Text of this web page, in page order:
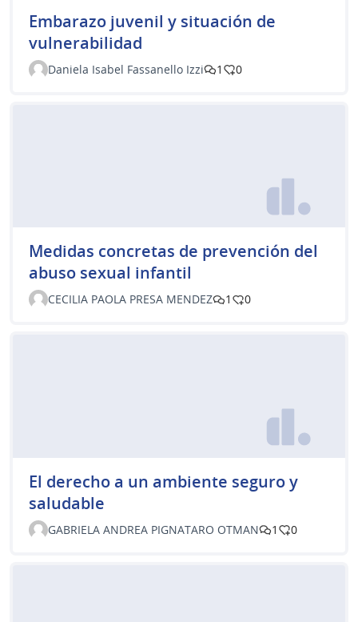
Embarazo juvenil y situación de
vulnerabilidad
Daniela Isabel Fassanello Izzi 1 0
Medidas concretas de prevención del
abuso sexual infantil
CECILIA PAOLA PRESA MENDEZ 1 0
El derecho a un ambiente seguro y
saludable
GABRIELA ANDREA PIGNATARO OTMAN 1 0